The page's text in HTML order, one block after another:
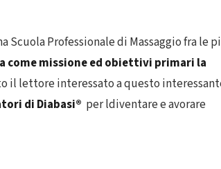
Scuola Professionale di Massaggio fra le
come missione ed obiettivi primari la
il lettore interessato a questo
di Diabasi® per ldiventare e avorare